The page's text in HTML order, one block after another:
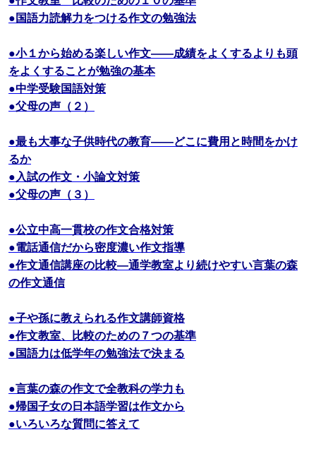
●国語力読解力をつける作文の勉強法
●小１から始める楽しい作文――成績をよくするよりも頭
をよくすることが勉強の基本
●中学受験国語対策
●父母の声（２）
●最も大事な子供時代の教育――どこに費用と時間をかけ
るか
●入試の作文・小論文対策
●父母の声（３）
●公立中高一貫校の作文合格対策
●電話通信だから密度濃い作文指導
●作文通信講座の比較―通学教室より続けやすい言葉の森
の作文通信
●子や孫に教えられる作文講師資格
●作文教室、比較のための７つの基準
●国語力は低学年の勉強法で決まる
●言葉の森の作文で全教科の学力も
●帰国子女の日本語学習は作文から
●いろいろな質問に答えて